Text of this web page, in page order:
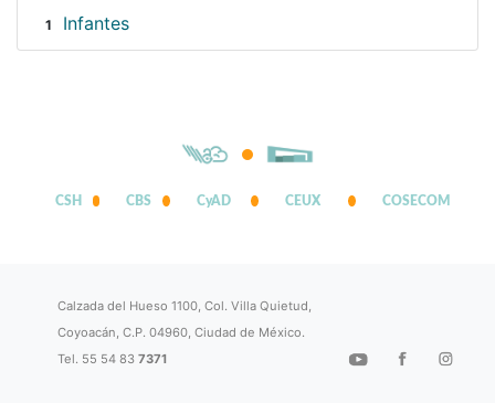
1 Infantes
CSH CBS CyAD CEUX COSECOM
Calzada del Hueso 1100, Col. Villa Quietud,
Coyoacán, C.P. 04960, Ciudad de México.
Tel. 55 54 837371